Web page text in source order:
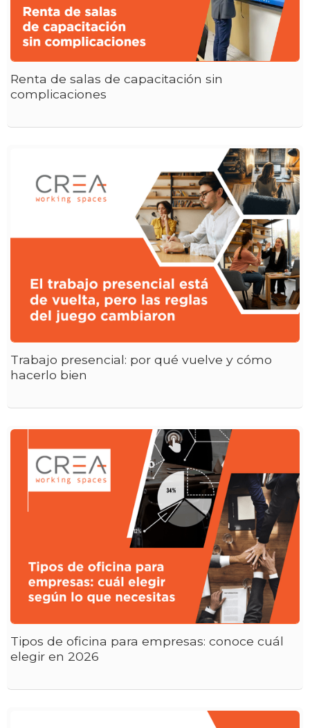
Renta de salas de capacitación sin
complicaciones
Trabajo presencial: por qué vuelve y cómo
hacerlo bien
Tipos de oficina para empresas: conoce cuál
elegir en 2026